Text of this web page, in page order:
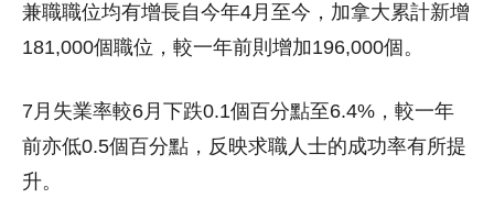
兼職職位均有增長自今年4月至今，加拿大累計新增
181,000個職位，較一年前則增加196,000個。
7月失業率較6月下跌0.1個百分點至6.4%，較一年
前亦低0.5個百分點，反映求職人士的成功率有所提
升。